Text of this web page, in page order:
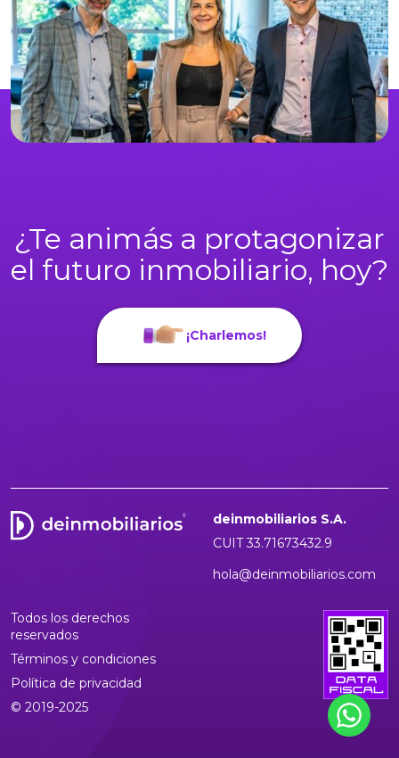
¿Te animás a protagonizar
el futuro inmobiliario, hoy?
¡Charlemos!
deinmobiliarios S.A.
CUIT 33.71673432.9
hola@deinmobiliarios.com
Todos los derechos
reservados
Términos y condiciones
Política de privacidad
© 2019-2025